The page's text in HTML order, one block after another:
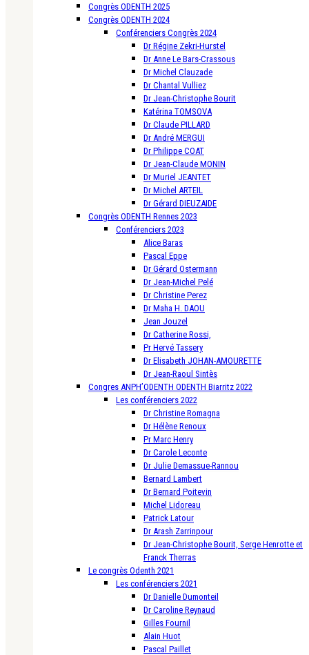
Congrès ODENTH 2025
Congrès ODENTH 2024
Conférenciers Congrès 2024
Dr Régine Zekri-Hurstel
Dr Anne Le Bars-Crassous
Dr Michel Clauzade
Dr Chantal Vulliez
Dr Jean-Christophe Bourit
Katérina TOMSOVA
Dr Claude PILLARD
Dr André MERGUI
Dr Philippe COAT
Dr Jean-Claude MONIN
Dr Muriel JEANTET
Dr Michel ARTEIL
Dr Gérard DIEUZAIDE
Congrès ODENTH Rennes 2023
Conférenciers 2023
Alice Baras
Pascal Eppe
Dr Gérard Ostermann
Dr Jean-Michel Pelé
Dr Christine Perez
Dr Maha H. DAOU
Jean Jouzel
Dr Catherine Rossi,
Pr Hervé Tassery
Dr Elisabeth JOHAN-AMOURETTE
Dr Jean-Raoul Sintès
Congres ANPH’ODENTH ODENTH Biarritz 2022
Les conférenciers 2022
Dr Christine Romagna
Dr Hélène Renoux
Pr Marc Henry
Dr Carole Leconte
Dr Julie Demassue-Rannou
Bernard Lambert
Dr Bernard Poitevin
Michel Lidoreau
Patrick Latour
Dr Arash Zarrinpour
Dr Jean-Christophe Bourit, Serge Henrotte et
Franck Therras
Le congrès Odenth 2021
Les conférenciers 2021
Dr Danielle Dumonteil
Dr Caroline Reynaud
Gilles Fournil
Alain Huot
Pascal Paillet